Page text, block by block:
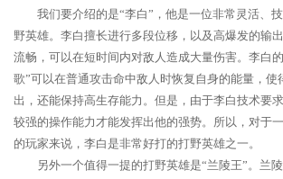
我们要介绍的是“李白”，他是一位非常灵活、
野英雄。李白擅长进行多段位移，以及高爆发的输
流畅，可以在短时间内对敌人造成大量伤害。李白
歌”可以在普通攻击命中敌人时恢复自身的能量，使
出，还能保持高生存能力。但是，由于李白技术要
较强的操作能力才能发挥出他的强势。所以，对于
的玩家来说，李白是非常好打的打野英雄之一。
另外一个值得一提的打野英雄是“兰陵王”。兰